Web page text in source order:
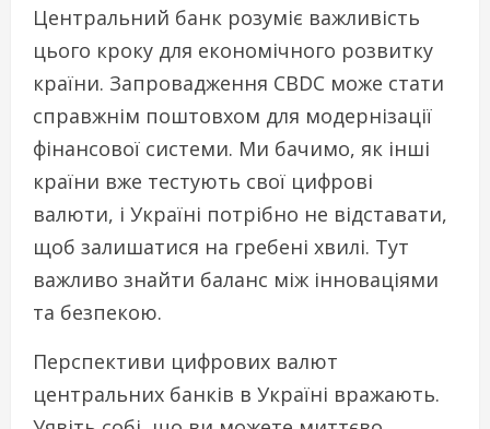
Центральний банк розуміє важливість
цього кроку для економічного розвитку
країни. Запровадження CBDC може стати
справжнім поштовхом для модернізації
фінансової системи. Ми бачимо, як інші
країни вже тестують свої цифрові
валюти, і Україні потрібно не відставати,
щоб залишатися на гребені хвилі. Тут
важливо знайти баланс між інноваціями
та безпекою.
Перспективи цифрових валют
центральних банків в Україні вражають.